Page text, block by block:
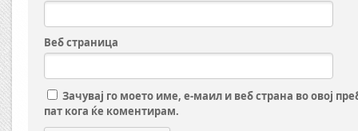
Веб страница
Зачувај го моето име, е-маил и веб страна во овој
пат кога ќе коментирам.